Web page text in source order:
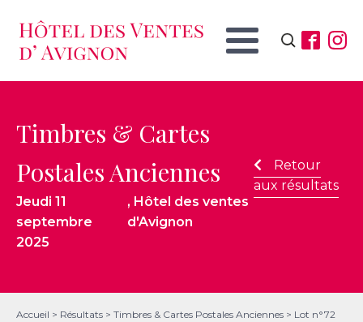
Rechercher :
Timbres & Cartes
Postales Anciennes
Jeudi 11
septembre
2025
, Hôtel des ventes
d'Avignon
Retour
aux résultats
Accueil > Résultats > Timbres & Cartes Postales Anciennes > Lot n°72